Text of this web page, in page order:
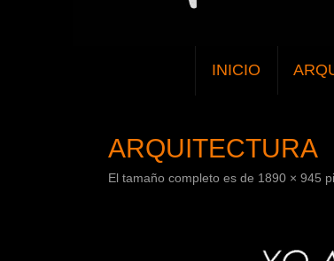
INICIO
ARQUITECTURA
El tamaño completo es de 1890 × 945